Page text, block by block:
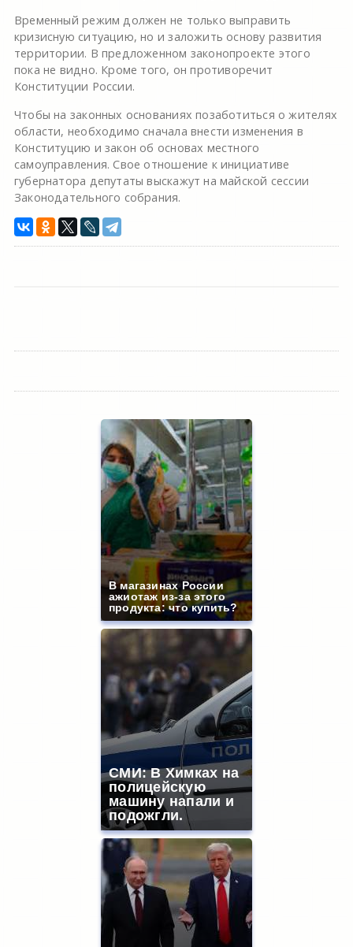
Временный режим должен не только выправить
кризисную ситуацию, но и заложить основу развития
территории. В предложенном законопроекте этого
пока не видно. Кроме того, он противоречит
Конституции России.
Чтобы на законных основаниях позаботиться о жителях
области, необходимо сначала внести изменения в
Конституцию и закон об основах местного
самоуправления. Свое отношение к инициативе
губернатора депутаты выскажут на майской сессии
Законодательного собрания.
В магазинах России
ажиотаж из-за этого
продукта: что купить?
СМИ: В Химках на
полицейскую
машину напали и
подожгли.